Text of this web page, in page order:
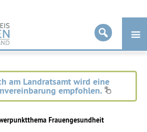
am Landratsamt wird eine
empfohlen.
Frauengesundheit